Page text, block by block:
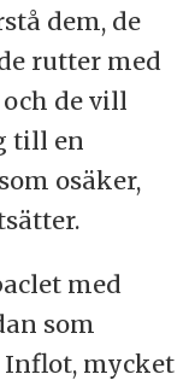
dem, de
rutter med
de vill
till en
osäker,
med
som
mycket